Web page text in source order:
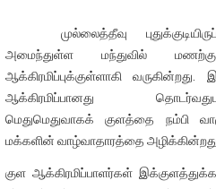
முல்லைத்தீவு
அமைந்துள்ள மந்துவில்
ஆக்கிரமிப்புக்குள்ளாகி வருகின்றது.
ஆக்கிரமிப்பானது
மெதுமெதுவாகக் குளத்தை நம்பி
மக்களின் வாழ்வாதாரத்தை அழிக்கின்றது.
குள ஆக்கிரமிப்பாளர்கள்